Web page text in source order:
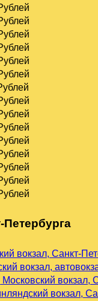
вокзал, Санкт-
вокзал,
вокзал,
вокзал,